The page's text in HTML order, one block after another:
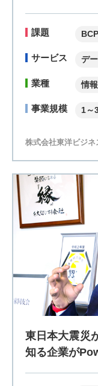
課題
サービス デ
業種 情
事業規模 1～
株式会社東洋ビジ
東日本大震災
知る企業が